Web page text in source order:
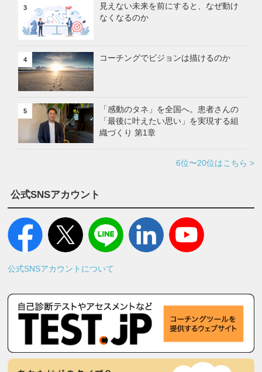
3
見えない未来を前にすると、なぜ動け
なくなるのか
4 コーチングでビジョンは描けるのか
5
「感動のタネ」を全国へ。患者さんの
「最後に叶えたい思い」を実現する組
織づくり 第1章
6位〜20位はこちら >
公式SNSアカウント
公式SNSアカウントについて